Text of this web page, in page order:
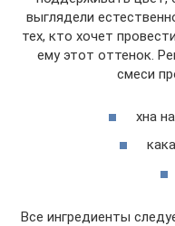
выглядели
тех, кто хочет
ему этот оттенок.
смеси
хна
Все ингредиенты